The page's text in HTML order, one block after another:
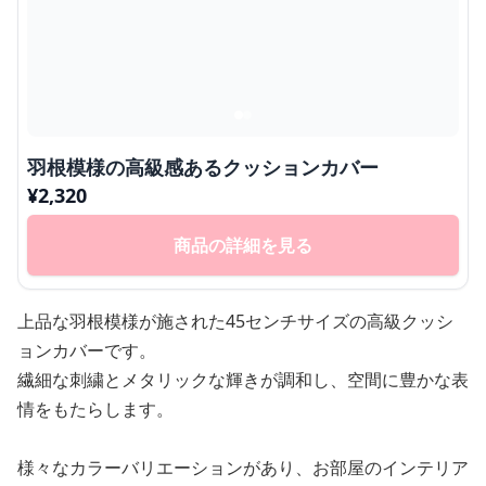
羽根模様の高級感あるクッションカバー
¥2,320
商品の詳細を見る
上品な羽根模様が施された45センチサイズの高級クッシ
ョンカバーです。
繊細な刺繍とメタリックな輝きが調和し、空間に豊かな表
情をもたらします。
様々なカラーバリエーションがあり、お部屋のインテリア